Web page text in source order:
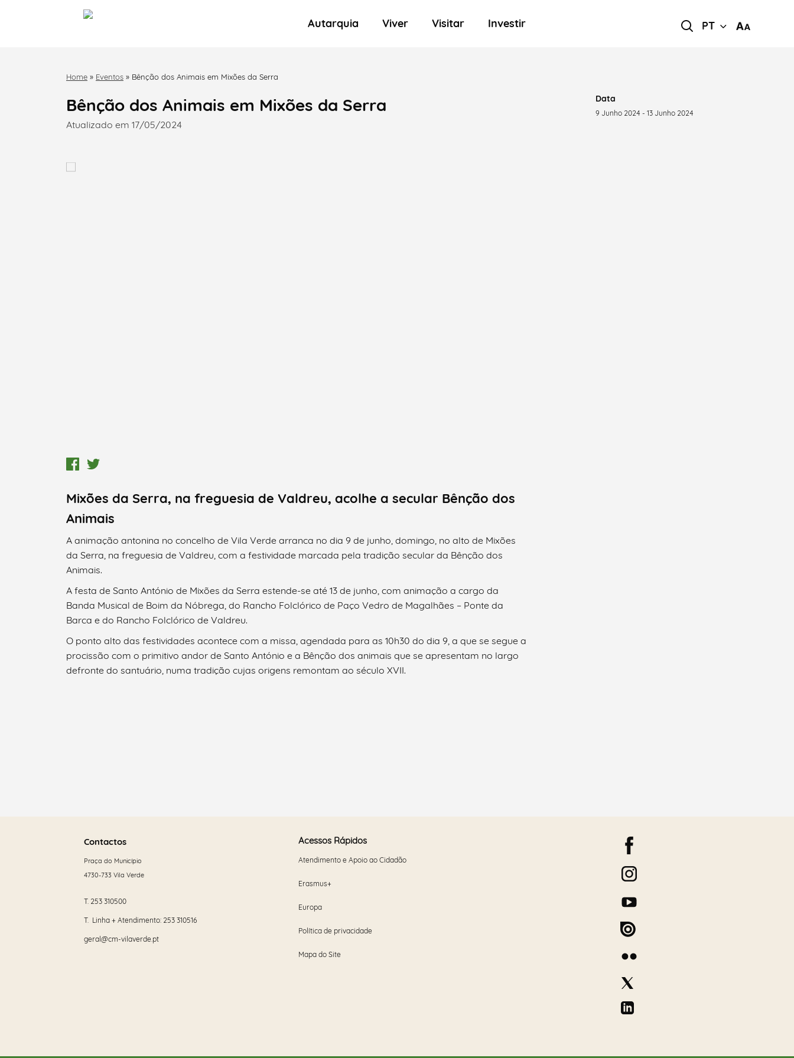
Autarquia Viver Visitar Investir PT
Termo de Pesquisa
Filtros
Home » Eventos » Bênção dos Animais em Mixões da Serra
Bênção dos Animais em Mixões da Serra
Atualizado em 17/05/2024
Mixões da Serra, na freguesia de Valdreu, acolhe a secular Bênção dos
Animais
A animação antonina no concelho de Vila Verde arranca no dia 9 de junho, domingo, no alto de Mixões
da Serra, na freguesia de Valdreu, com a festividade marcada pela tradição secular da Bênção dos
Animais.
A festa de Santo António de Mixões da Serra estende-se até 13 de junho, com animação a cargo da
Banda Musical de Boim da Nóbrega, do Rancho Folclórico de Paço Vedro de Magalhães – Ponte da
Barca e do Rancho Folclórico de Valdreu.
O ponto alto das festividades acontece com a missa, agendada para as 10h30 do dia 9, a que se segue a
procissão com o primitivo andor de Santo António e a Bênção dos animais que se apresentam no largo
defronte do santuário, numa tradição cujas origens remontam ao século XVII.
Data
9 Junho 2024 - 13 Junho 2024
Contactos
Praça do Município
4730-733 Vila Verde
T. 253 310500
T. Linha + Atendimento: 253 310516
geral@cm-vilaverde.pt
Acessos Rápidos
Atendimento e Apoio ao Cidadão
Erasmus+
Europa
Política de privacidade
Mapa do Site